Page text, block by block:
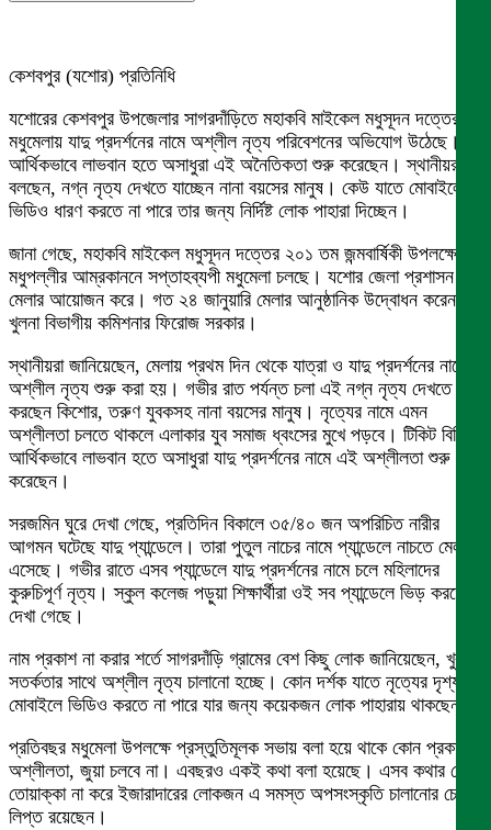
কেশবপুর (যশোর) প্রতিনিধি
যশোরের কেশবপুর উপজেলার সাগরদাঁড়িতে মহাকবি মাইকেল মধুসূদন দত্তের
মধুমেলায় যাদু প্রদর্শনের নামে অশ্লীল নৃত্য পরিবেশনের অভিযোগ উঠেছে।
আর্থিকভাবে লাভবান হতে অসাধুরা এই অনৈতিকতা শুরু করেছেন। স্থানীয়রা
বলছেন, নগ্ন নৃত্য দেখতে যাচ্ছেন নানা বয়সের মানুষ। কেউ যাতে মোবাইলে
ভিডিও ধারণ করতে না পারে তার জন্য নির্দিষ্ট লোক পাহারা দিচ্ছেন।
জানা গেছে, মহাকবি মাইকেল মধুসূদন দত্তের ২০১ তম জন্মবার্ষিকী উপলক্ষে
মধুপল্লীর আম্রকাননে সপ্তাহব্যপী মধুমেলা চলছে। যশোর জেলা প্রশাসন এই
মেলার আয়োজন করে। গত ২৪ জানুয়ারি মেলার আনুষ্ঠানিক উদ্বোধন করেন
খুলনা বিভাগীয় কমিশনার ফিরোজ সরকার।
স্থানীয়রা জানিয়েছেন, মেলায় প্রথম দিন থেকে যাত্রা ও যাদু প্রদর্শনের নামে
অশ্লীল নৃত্য শুরু করা হয়। গভীর রাত পর্যন্ত চলা এই নগ্ন নৃত্য দেখতে ভিড়
করছেন কিশোর, তরুণ যুবকসহ নানা বয়সের মানুষ। নৃত্যের নামে এমন
অশ্লীলতা চলতে থাকলে এলাকার যুব সমাজ ধ্বংসের মুখে পড়বে। টিকিট বিক্রি
আর্থিকভাবে লাভবান হতে অসাধুরা যাদু প্রদর্শনের নামে এই অশ্লীলতা শুরু
করেছেন।
সরজমিন ঘুরে দেখা গেছে, প্রতিদিন বিকালে ৩৫/৪০ জন অপরিচিত নারীর
আগমন ঘটেছে যাদু প্যান্ডেলে। তারা পুতুল নাচের নামে প্যান্ডেলে নাচতে মেলায়
এসেছে। গভীর রাতে এসব প্যান্ডেলে যাদু প্রদর্শনের নামে চলে মহিলাদের
কুরুচিপূর্ণ নৃত্য। স্কুল কলেজ পড়ুয়া শিক্ষার্থীরা ওই সব প্যান্ডেলে ভিড় করতে
দেখা গেছে।
নাম প্রকাশ না করার শর্তে সাগরদাঁড়ি গ্রামের বেশ কিছু লোক জানিয়েছেন, খুব
সতর্কতার সাথে অশ্লীল নৃত্য চালানো হচ্ছে। কোন দর্শক যাতে নৃত্যের দৃশ্য
মোবাইলে ভিডিও করতে না পারে যার জন্য কয়েকজন লোক পাহারায় থাকছেন।
প্রতিবছর মধুমেলা উপলক্ষে প্রস্তুতিমূলক সভায় বলা হয়ে থাকে কোন প্রকার
অশ্লীলতা, জুয়া চলবে না। এবছরও একই কথা বলা হয়েছে। এসব কথার কোন
তোয়াক্কা না করে ইজারাদারের লোকজন এ সমস্ত অপসংস্কৃতি চালানোর চেষ্টায়
লিপ্ত রয়েছেন।